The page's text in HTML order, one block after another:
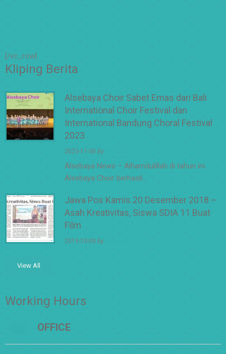
[/vc_row]
Kliping Berita
Alsebaya Choir Sabet Emas dari Bali
International Choir Festival dan
International Bandung Choral Festival
2023
2023-11-30 by
Alsebaya News – Alhamdulillah di tahun ini
Alsebaya Choir berhasil…
Jawa Pos Kamis 20 Desember 2018 –
Asah Kreativitas, Siswa SDIA 11 Buat
Film
2019-10-09 by
View All
Working Hours
OFFICE